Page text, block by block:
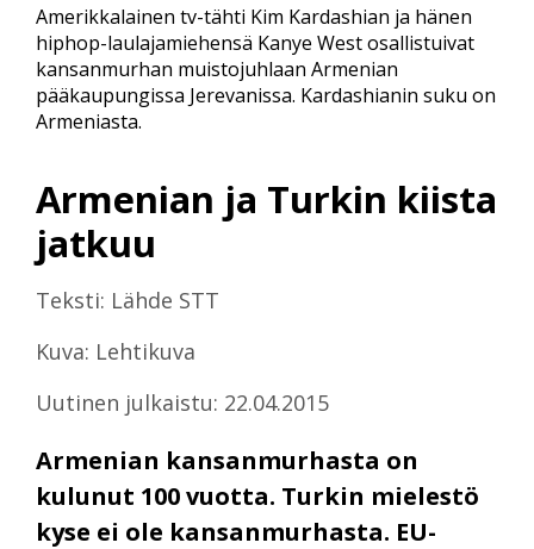
Armenian ja Turkin kiista
jatkuu
Teksti: Lähde STT
Kuva: Lehtikuva
Uutinen julkaistu: 22.04.2015
Armenian kansanmurhasta on
kulunut 100 vuotta. Turkin mielestö
kyse ei ole kansanmurhasta. EU-
Amerikkalainen tv-tähti Kim Kardashian ja hänen
hiphop-laulajamiehensä Kanye West osallistuivat
kansanmurhan muistojuhlaan Armenian
pääkaupungissa Jerevanissa. Kardashianin suku on
Armeniasta.